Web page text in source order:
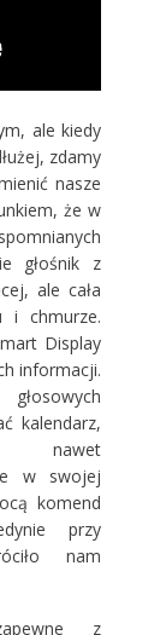
ale kiedy
zdamy
nasze
że w
głośnik z
ale cała
i chmurze.
Display
informacji.
kalendarz,
nawet
w swojej
komend
przy
nam
z